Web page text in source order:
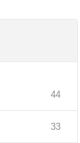
44
33